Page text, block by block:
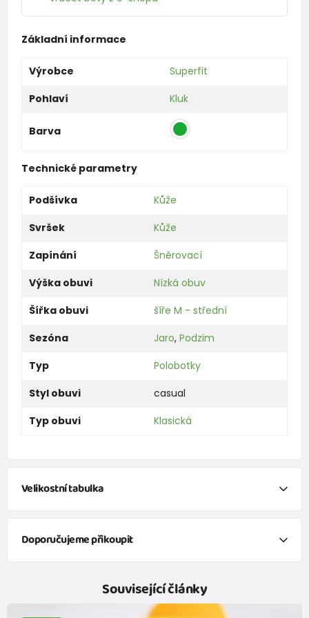
Základní informace
Výrobce
Superfit
Pohlaví
Kluk
Barva
Technické parametry
Podšívka
Kůže
Svršek
Kůže
Zapínání
Šněrovací
Výška obuvi
Nízká obuv
Šířka obuvi
šíře M - střední
Sezóna
Jaro, Podzim
Typ
Polobotky
Styl obuvi
casual
Typ obuvi
Klasická
Velikostní tabulka
Chci vypočítat velikosti obuvi na základězměření délky
chodidla.
Klikněte na červený anglicky psaný text níže a otevře se vám
nové okno s přesným výpočtem velikosti obuvi.
Doporučujeme přikoupit
Související články